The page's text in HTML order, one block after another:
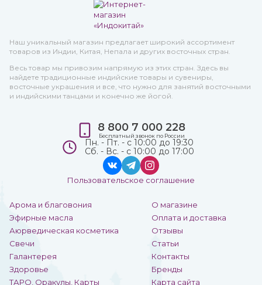
Наш уникальный магазин предлагает широкий ассортимент
товаров из Индии, Китая, Непала и других восточных стран.
Весь товар мы привозим напрямую из этих стран. Здесь вы
найдете традиционные индийские товары и сувениры,
восточные украшения и все, что нужно для занятий восточными
и индийскими танцами и конечно же йогой.
Арома и благовония
Эфирные масла
Аюрведическая косметика
Свечи
Галантерея
Здоровье
ТАРО, Оракулы, Карты
О магазине
Оплата и доставка
Отзывы
Статьи
Контакты
Бренды
Карта сайта
8 800 7 000 228
Бесплатный звонок по России
Пн. - Пт. - с 10:00 до 19:30
Сб. - Вс. - с 10:00 до 17:00
Пользовательское соглашение